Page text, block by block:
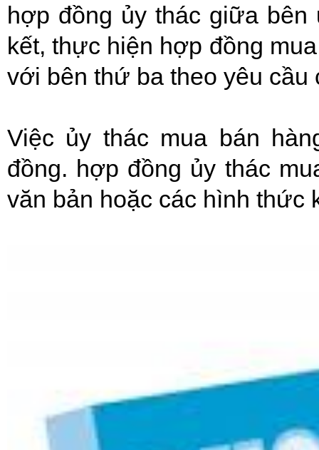
hợp đồng ủy thác giữa
kết, thực hiện hợp đồng
với bên thứ ba theo yêu cầu
Việc ủy thác mua bán
đồng. hợp đồng ủy thác
văn bản hoặc các hình